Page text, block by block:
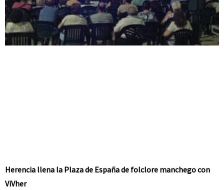
Herencia llena la Plaza de España de folclore manchego con
ViVher